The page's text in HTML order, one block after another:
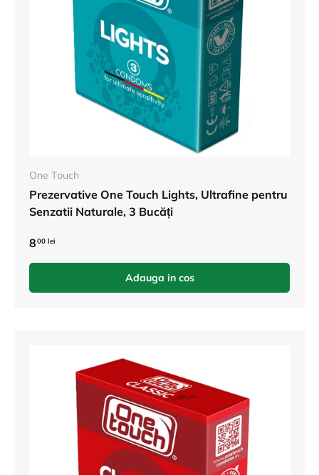
One Touch
Prezervative One Touch Lights, Ultrafine pentru
Senzatii Naturale, 3 Bucăți
800 lei
Adauga in cos